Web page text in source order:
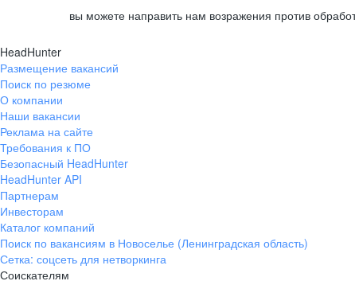
вы можете направить нам возражения против
HeadHunter
Размещение вакансий
Поиск по резюме
О компании
Наши вакансии
Реклама на сайте
Требования к ПО
Безопасный HeadHunter
HeadHunter API
Партнерам
Инвесторам
Каталог компаний
Поиск по вакансиям в Новоселье (Ленинградская область)
Сетка: соцсеть для нетворкинга
Соискателям